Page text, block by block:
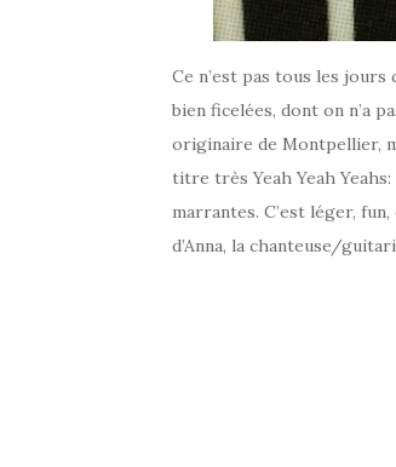
Ce n’est pas tous les
bien ficelées, dont on n’a
originaire de Montpellier,
titre très Yeah Yeah Yeahs:
marrantes. C’est léger,
d’Anna, la chanteuse/